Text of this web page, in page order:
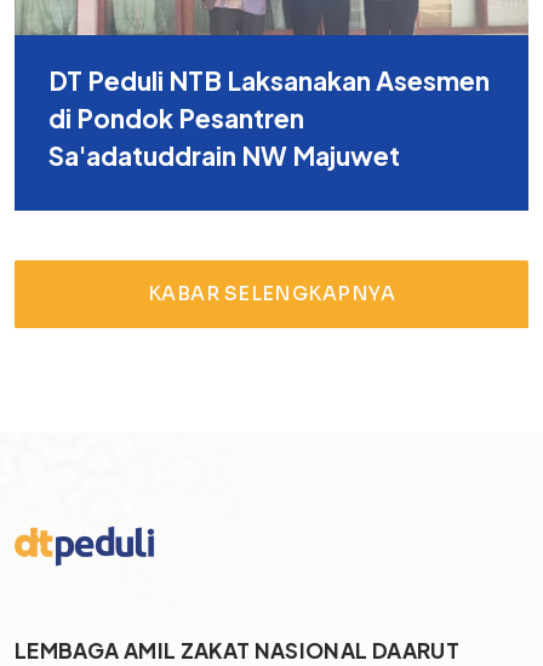
DT Peduli NTB Laksanakan Asesmen
di Pondok Pesantren
Sa'adatuddrain NW Majuwet
KABAR SELENGKAPNYA
LEMBAGA AMIL ZAKAT NASIONAL DAARUT